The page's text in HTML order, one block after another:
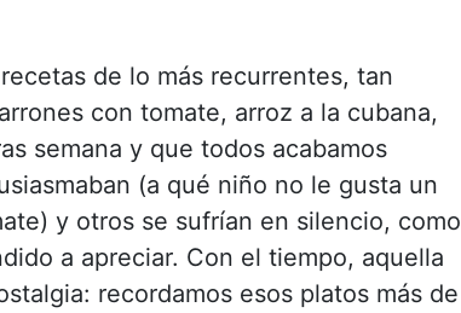
de lo más recurrentes, tan
con tomate, arroz a la cubana,
semana y que todos acabamos
(a qué niño no le gusta un
y otros se sufrían en silencio, como
a apreciar. Con el tiempo, aquella
recordamos esos platos más de